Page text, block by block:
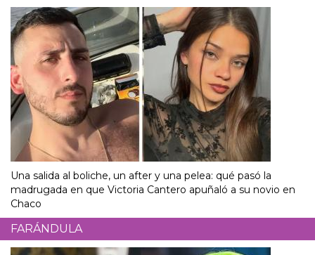
Una salida al boliche, un after y una pelea: qué pasó la
madrugada en que Victoria Cantero apuñaló a su novio en
Chaco
FARÁNDULA